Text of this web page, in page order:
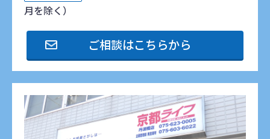
月を除く）
ご相談はこちらから